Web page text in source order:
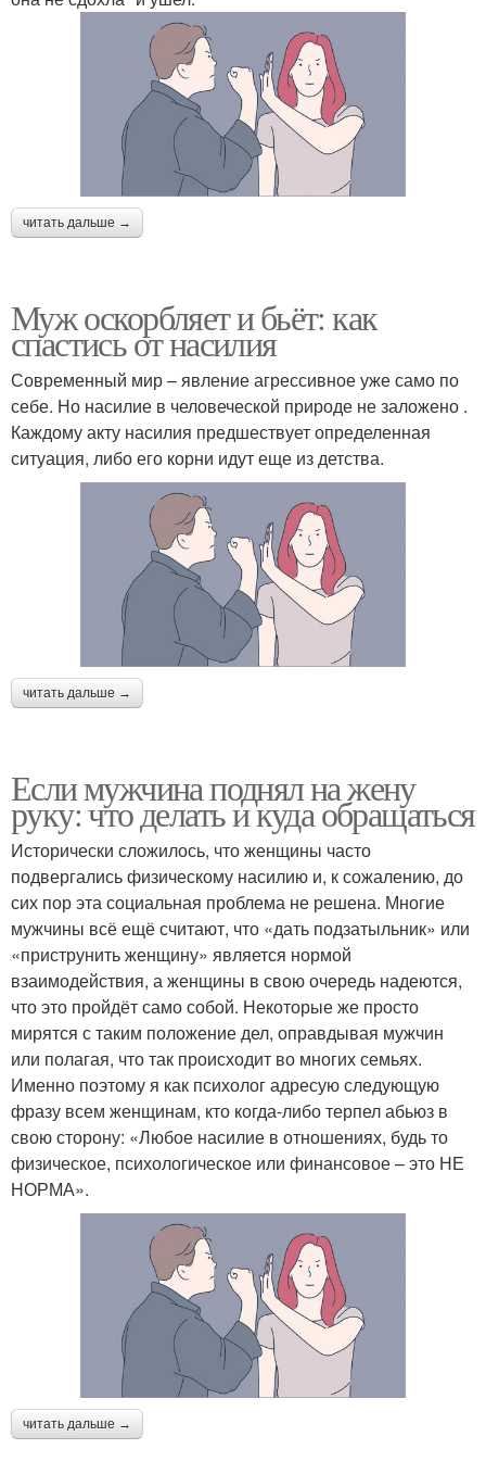
читать дальше →
Муж оскорбляет и бьёт: как
спастись от насилия
Современный мир – явление агрессивное уже само по
себе. Но насилие в человеческой природе не заложено .
Каждому акту насилия предшествует определенная
ситуация, либо его корни идут еще из детства.
читать дальше →
Если мужчина поднял на жену
руку: что делать и куда обращаться
Исторически сложилось, что женщины часто
подвергались физическому насилию и, к сожалению, до
сих пор эта социальная проблема не решена. Многие
мужчины всё ещё считают, что «дать подзатыльник» или
«приструнить женщину» является нормой
взаимодействия, а женщины в свою очередь надеются,
что это пройдёт само собой. Некоторые же просто
мирятся с таким положение дел, оправдывая мужчин
или полагая, что так происходит во многих семьях.
Именно поэтому я как психолог адресую следующую
фразу всем женщинам, кто когда-либо терпел абьюз в
свою сторону: «Любое насилие в отношениях, будь то
физическое, психологическое или финансовое – это НЕ
НОРМА».
читать дальше →